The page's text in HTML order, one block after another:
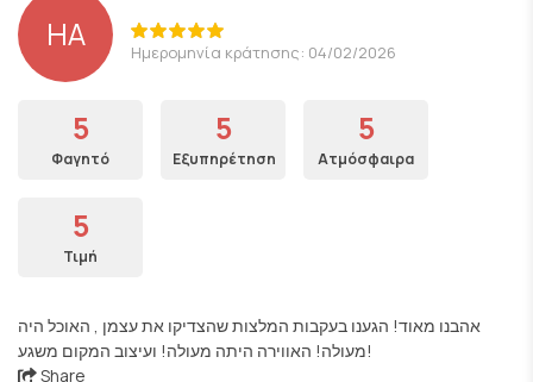
HA Ημερομηνία κράτησης: 04/02/2026
5
Φαγητό
5
Εξυπηρέτηση
5
Ατμόσφαιρα
5
Τιμή
אהבנו מאוד! הגענו בעקבות המלצות שהצדיקו את עצמן , האוכל היה
מעולה! האווירה היתה מעולה! ועיצוב המקום משגע!
Share